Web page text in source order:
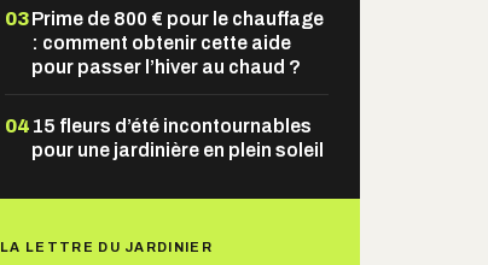
03Prime de 800 € pour le chauffage
: comment obtenir cette aide
pour passer l’hiver au chaud ?
04 15 fleurs d’été incontournables
pour une jardinière en plein soleil
LA LETTRE DU JARDINIER